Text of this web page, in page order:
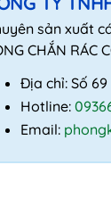
sản xuất
CHẮN RÁC
Địa chỉ: Số
Hotline:
Email: